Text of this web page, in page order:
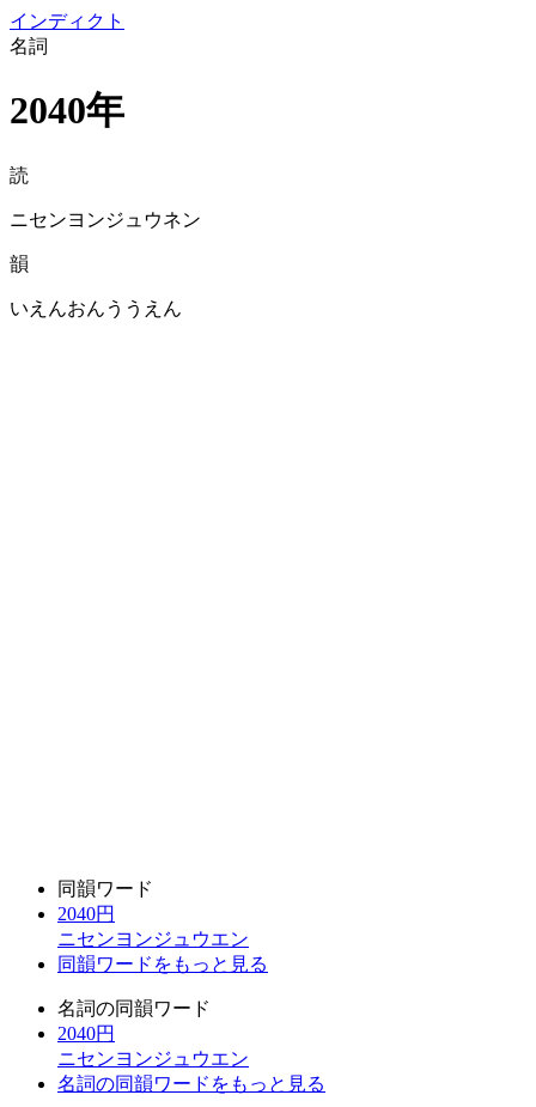
インディクト
名詞
2040年
読
ニセンヨンジュウネン
韻
いえんおんううえん
同韻ワード
2040円
ニセンヨンジュウエン
同韻ワードをもっと見る
名詞の同韻ワード
2040円
ニセンヨンジュウエン
名詞の同韻ワードをもっと見る